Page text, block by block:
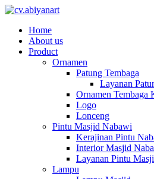
Home
About us
Product
Ornamen
Patung Tembaga
Layanan
Ornamen Tembaga
Logo
Lonceng
Pintu Masjid Nabawi
Kerajinan Pintu
Interior Masjid
Layanan Pintu
Lampu